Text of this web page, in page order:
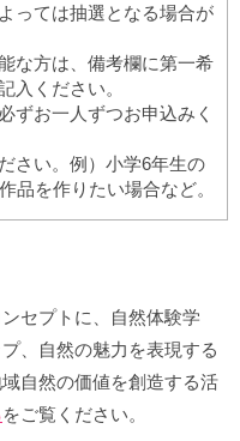
っては抽選となる場合が
な方は、備考欄に第一希
入ください。
ずお一人ずつお申込みく
さい。例）小学6年生の
品を作りたい場合など。
セプトに、自然体験学
、自然の魅力を表現する
自然の価値を創造する活
をご覧ください。